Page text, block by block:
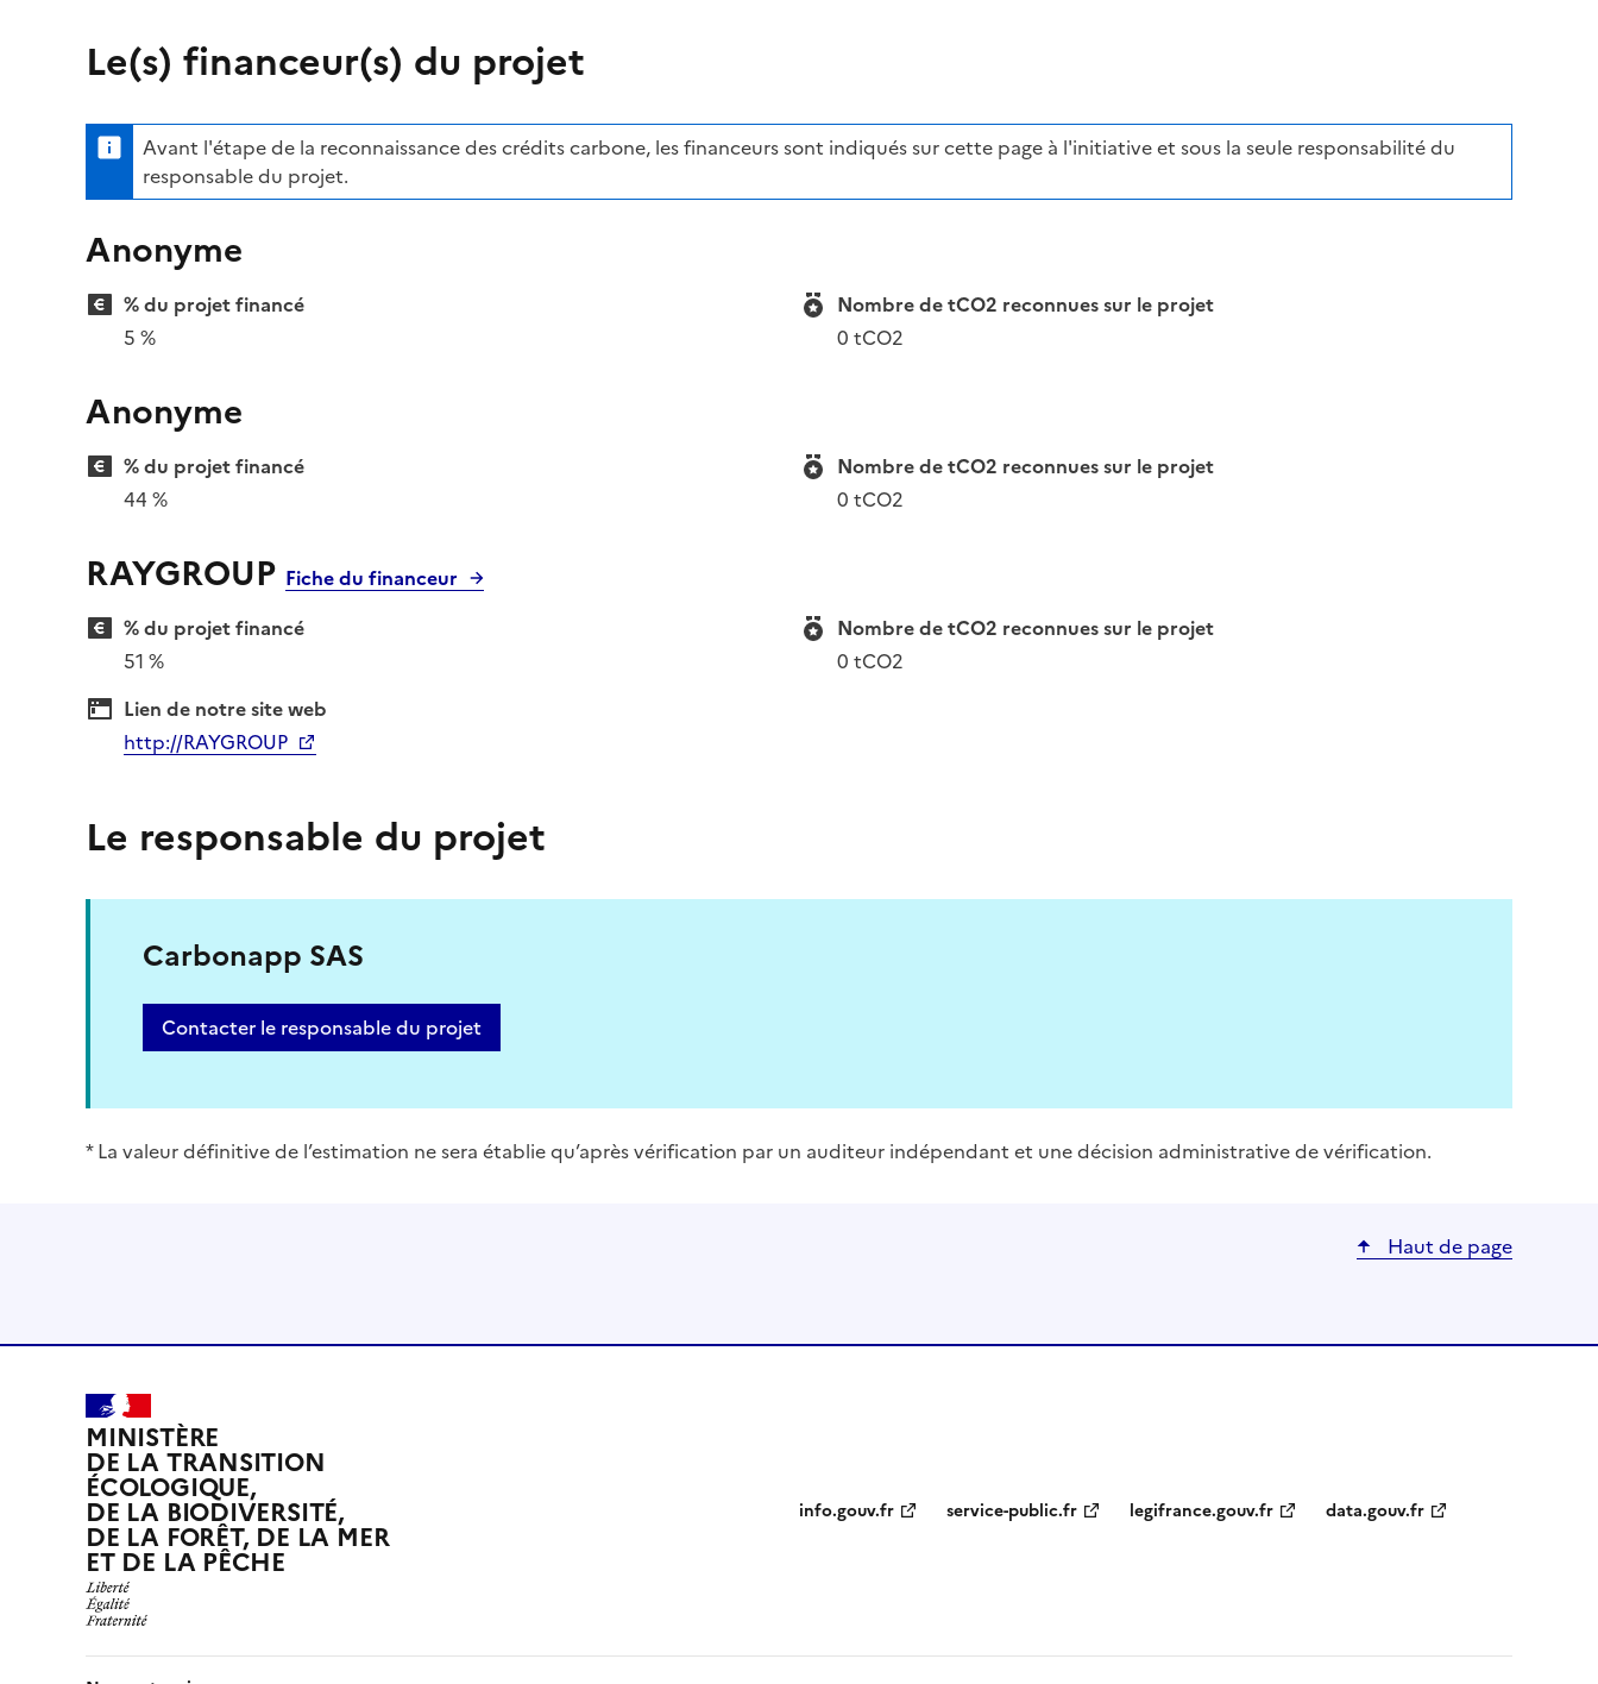
Le(s) financeur(s) du projet
Avant l'étape de la reconnaissance des crédits carbone, les financeurs sont indiqués sur cette page à l'initiative et sous la seule responsabilité du
responsable du projet.
Anonyme
% du projet financé
5 %
Nombre de tCO2 reconnues sur le projet
0 tCO2
Anonyme
% du projet financé
44 %
Nombre de tCO2 reconnues sur le projet
0 tCO2
RAYGROUP Fiche du financeur
% du projet financé
51 %
Nombre de tCO2 reconnues sur le projet
0 tCO2
Lien de notre site web
http://RAYGROUP
Le responsable du projet
Carbonapp SAS
Contacter le responsable du projet
* La valeur définitive de l’estimation ne sera établie qu’après vérification par un auditeur indépendant et une décision administrative de vérification.
Haut de page
MINISTÈRE
DE LA TRANSITION
ÉCOLOGIQUE,
DE LA BIODIVERSITÉ,
DE LA FORÊT, DE LA MER
ET DE LA PÊCHE
info.gouv.fr service-public.fr legifrance.gouv.fr data.gouv.fr